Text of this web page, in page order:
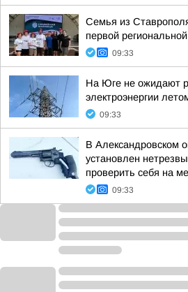
Семья из
первой
09:33
На Юге не ожидают
электроэнергии
09:33
В Александровском
установлен
проверить себя на
09:33